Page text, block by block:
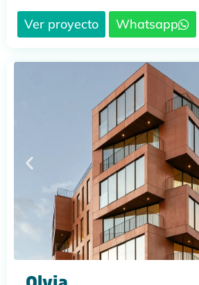
Ver proyecto Whatsapp